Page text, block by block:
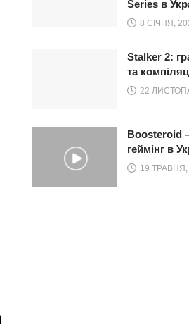
Series в
8 СІЧНЯ,
Stalker 2:
та
22
Boosteroid
геймінг в
19 ТРАВНЯ,